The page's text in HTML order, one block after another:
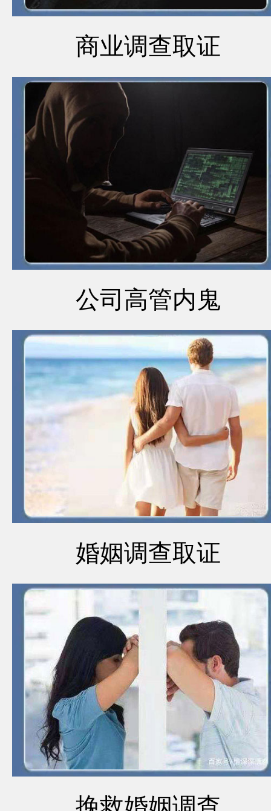
商业调查取证
公司高管内鬼
婚姻调查取证